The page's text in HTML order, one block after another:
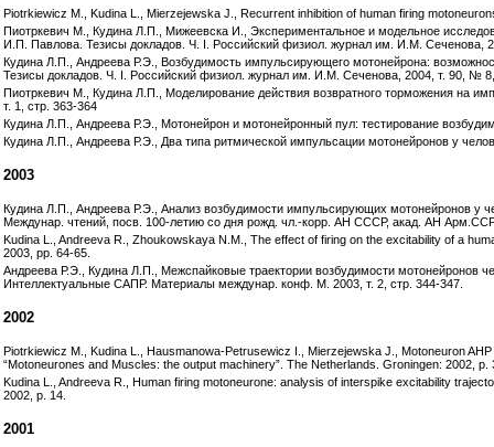
Piotrkiewicz M., Kudina L., Mierzejewska J., Recurrent inhibition of human firing
Пиотркевич М., Кудина Л.П., Мижеевска И., Экспериментальное и модельное
И.П. Павлова. Тезисы докладов. Ч. I. Российский физиол. журнал им. И.М. Сеченова,
Кудина Л.П., Андреева Р.Э., Возбудимость импульсирующего мотонейрона:
Тезисы докладов. Ч. I. Российский физиол. журнал им. И.М. Сеченова, 2004, т. 90, №
Пиотркевич М., Кудина Л.П., Моделирование действия возвратного торможения на
т. 1, стр. 363-364
Кудина Л.П., Андреева Р.Э., Мотонейрон и мотонейронный пул: тестирование
Кудина Л.П., Андреева Р.Э., Два типа ритмической импульсации мотонейронов у
2003
Кудина Л.П., Андреева Р.Э., Анализ возбудимости импульсирующих мотонейронов у
Междунар. чтений, посв. 100-летию со дня рожд. чл.-корр. АН СССР, акад. АН
Kudina L., Andreeva R., Zhoukowskaya N.M., The effect of firing on the excitability of a
2003, pp. 64-65.
Андреева Р.Э., Кудина Л.П., Межспайковые траектории возбудимости мотонейронов
Интеллектуальные САПР. Материалы междунар. конф. М. 2003, т. 2, стр. 344-347.
2002
Piotrkiewicz M., Kudina L., Hausmanowa-Petrusewicz I., Mierzejewska J., Motoneuron
“Motoneurones and Muscles: the output machinery”. The Netherlands. Groningen: 2002, p.
Kudina L., Andreeva R., Human firing motoneurone: analysis of interspike excitability
2002, p. 14.
2001